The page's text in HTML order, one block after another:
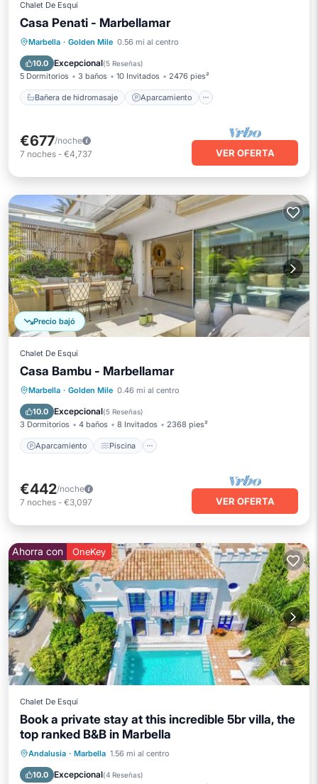
Chalet De Esquí
Casa Penati - Marbellamar
Marbella · Golden Mile 0.56 mi al centro
10.0 Excepcional(5 Reseñas)
5 Dormitorios 3 baños 10 Invitados 2476 pies²
Bañera de hidromasaje Aparcamiento
Bañera de hidromasaje
Piscina
Spa
€677/noche
7 noches - €4,737 VER OFERTA
Precio bajó
Chalet De Esquí
Casa Bambu - Marbellamar
Marbella · Golden Mile 0.46 mi al centro
10.0 Excepcional(5 Reseñas)
3 Dormitorios 4 baños 8 Invitados 2368 pies²
Aparcamiento Piscina
Aparcamiento
Piscina
Balcón/Terraza
€442/noche
7 noches - €3,097 VER OFERTA
Ahorra con OneKey
Chalet De Esquí
Book a private stay at this incredible 5br villa, the
top ranked B&B in Marbella
Andalusia · Marbella 1.56 mi al centro
10.0 Excepcional(4 Reseñas)
Piscina privada
Frente al mar
Bañera de hidromasaje